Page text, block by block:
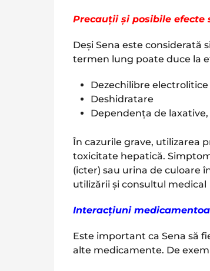
Precauții și posibile efecte
Deși Sena este
termen lung poate duce la
Dezechilibre
Deshidratare
Dependența de
În cazurile grave, utilizarea
toxicitate hepatică.
(icter) sau urina de culoare
utilizării și consultul medical​
Interacțiuni
Este important ca Sena să
alte medicamente. De